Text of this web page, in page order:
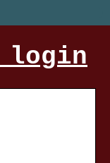
login